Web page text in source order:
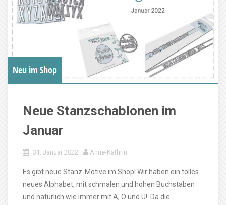
Neu im Shop
Neue Stanzschablonen im
Januar
31. Januar 2022 Anne-Kathrin
Es gibt neue Stanz-Motive im Shop! Wir haben ein tolles
neues Alphabet, mit schmalen und hohen Buchstaben
und natürlich wie immer mit Ä, Ö und Ü! Da die